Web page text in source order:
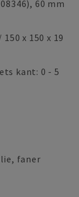
60 mm
x 150 x 19
kant: 0 - 5
faner